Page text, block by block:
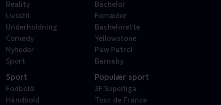
Reality
Livsstil
Underholdning
Comedy
Nyheder
Sport
Bachelor
Forræder
Bachelorette
Yellowstone
Paw Patrol
Barnaby
Sport
Fodbold
Håndbold
Populær sport
3F Superliga
Tour de France